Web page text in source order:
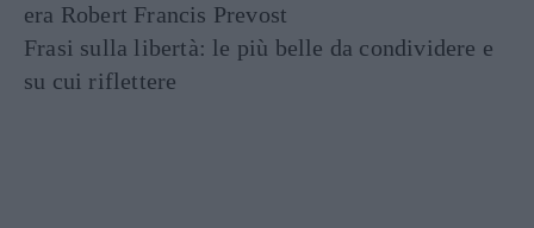
era Robert Francis Prevost
Frasi sulla libertà: le più belle da condividere e
su cui riflettere